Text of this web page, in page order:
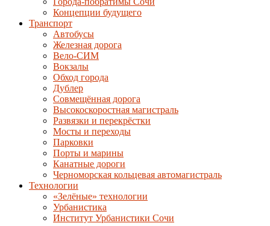
Концепции будущего
Транспорт
Автобусы
Железная дорога
Вело-СИМ
Вокзалы
Обход города
Дублер
Совмещённая дорога
Высокоскоростная магистраль
Развязки и перекрёстки
Мосты и переходы
Парковки
Порты и марины
Канатные дороги
Черноморская кольцевая автомагистраль
Технологии
«Зелёные» технологии
Урбанистика
Институт Урбанистики Сочи